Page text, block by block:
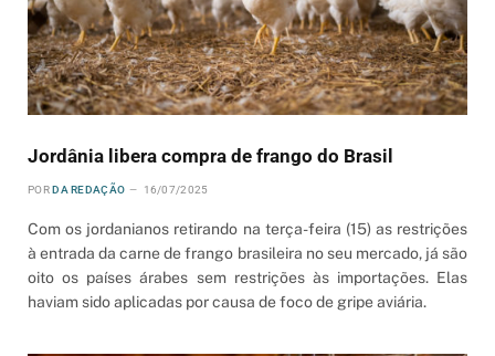
Jordânia libera compra de frango do Brasil
POR DA REDAÇÃO 16/07/2025
Com os jordanianos retirando na terça-feira (15) as restrições
à entrada da carne de frango brasileira no seu mercado, já são
oito os países árabes sem restrições às importações. Elas
haviam sido aplicadas por causa de foco de gripe aviária.